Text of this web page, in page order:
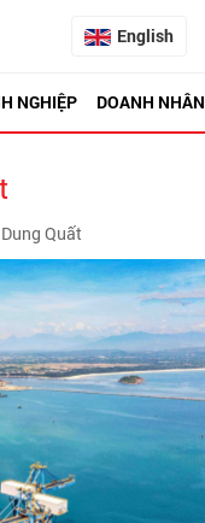
English
NGHIỆP DOANH NHÂN
Quất